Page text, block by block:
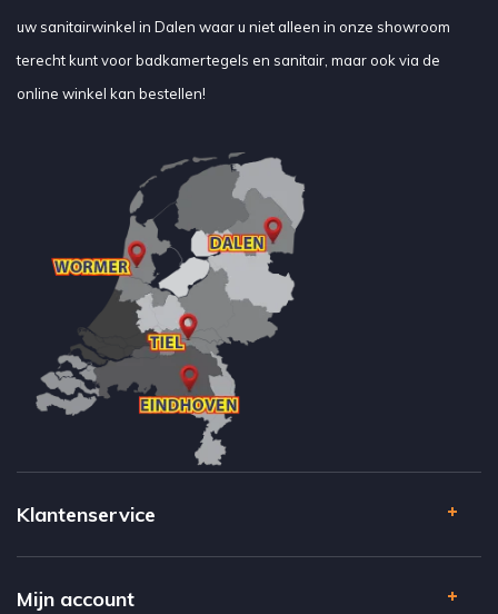
uw sanitairwinkel in Dalen waar u niet alleen in onze showroom
terecht kunt voor badkamertegels en sanitair, maar ook via de
online winkel kan bestellen!
Klantenservice
Mijn account